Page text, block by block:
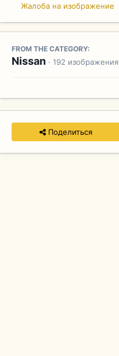
Жалоба на изображение
FROM THE CATEGORY:
Nissan · 192 изображения
Поделиться